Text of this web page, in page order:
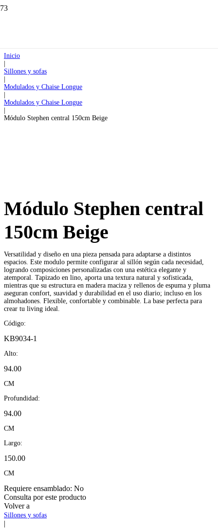
Inicio
Sillones y sofas
Modulados y Chaise Longue
Modulados y Chaise Longue
Módulo Stephen central 150cm Beige
Módulo Stephen central
150cm Beige
Versatilidad y diseño en una pieza pensada para adaptarse a distintos
espacios. Este modulo permite configurar al sillón según cada necesidad,
logrando composiciones personalizadas con una estética elegante y
atemporal. Tapizado en lino, aporta una textura natural y sofisticada,
mientras que su estructura en madera maciza y rellenos de espuma y pluma
aseguran confort, suavidad y durabilidad en el uso diario; incluso en los
almohadones. Flexible, confortable y combinable. La base perfecta para
crear tu living ideal.
Código:
KB9034-1
Alto:
94.00
CM
Profundidad:
94.00
CM
Largo:
150.00
CM
Requiere ensamblado: No
Consulta por este producto
Volver a
Sillones y sofas
|